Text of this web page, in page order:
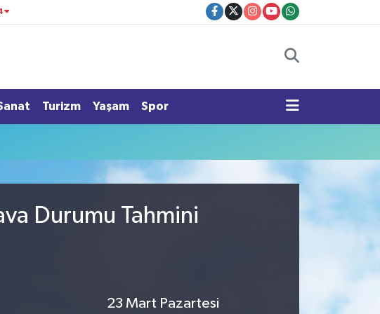
Turizm Yaşam Spor
Durumu Tahmini
23 Mart Pazartesi